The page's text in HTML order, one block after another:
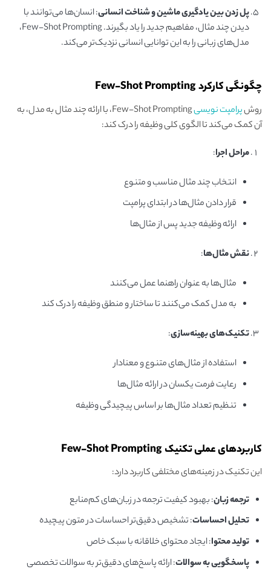
پل زدن بین یادگیری ماشین و شناخت انسانی: انسان‌ها می‌توانند با
دیدن چند مثال، مفاهیم جدید را یاد بگیرند. Few-Shot Prompting،
مدل‌های زبانی را به این توانایی انسانی نزدیک‌تر می‌کند.
چگونگی کارکرد Few-Shot Prompting
روشپرامپت نویسی
Few-Shot Prompting، با ارائه چند مثال به مدل، به
آن کمک می‌کند تا الگوی کلی وظیفه را درک کند:
مراحل اجرا:
انتخاب چند مثال مناسب و متنوع
قرار دادن مثال‌ها در ابتدای پرامپت
ارائه وظیفه جدید پس از مثال‌ها
نقش مثال‌ها:
مثال‌ها به عنوان راهنما عمل می‌کنند
به مدل کمک می‌کنند تا ساختار و منطق وظیفه را درک کند
تکنیک‌های بهینه‌سازی:
استفاده از مثال‌های متنوع و معنادار
رعایت فرمت یکسان در ارائه مثال‌ها
تنظیم تعداد مثال‌ها بر اساس پیچیدگی وظیفه
کاربردهای عملی تکنیک Few-Shot Prompting
این تکنیک در زمینه‌های مختلفی کاربرد دارد:
ترجمه زبان: بهبود کیفیت ترجمه در زبان‌های کم‌منابع
تحلیل احساسات: تشخیص دقیق‌تر احساسات در متون پیچیده
تولید محتوا: ایجاد محتوای خلاقانه با سبک خاص
پاسخگویی به سوالات: ارائه پاسخ‌های دقیق‌تر به سوالات تخصصی